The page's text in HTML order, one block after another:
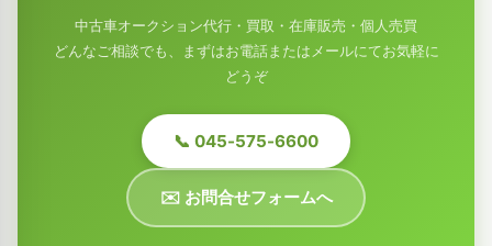
中古車オークション代行・買取・在庫販売・個人売買
どんなご相談でも、まずはお電話またはメールにてお気軽に
どうぞ
📞 045-575-6600
✉️ お問合せフォームへ